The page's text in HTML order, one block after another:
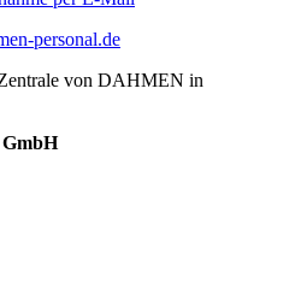
personal.de